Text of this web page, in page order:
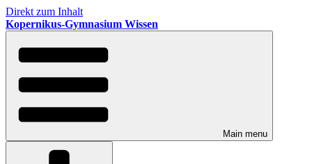
Direkt zum Inhalt
Kopernikus-Gymnasium Wissen
Main menu